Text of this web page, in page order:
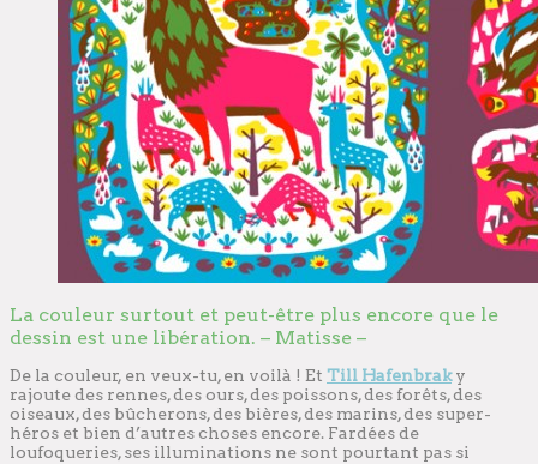
La couleur surtout et peut-être plus encore que le
dessin est une libération. – Matisse –
De la couleur, en veux-tu, en voilà ! Et Till Hafenbraky
rajoute des rennes, des ours, des poissons, des forêts, des
oiseaux, des bûcherons, des bières, des marins, des super-
héros et bien d’autres choses encore. Fardées de
loufoqueries, ses illuminations ne sont pourtant pas si